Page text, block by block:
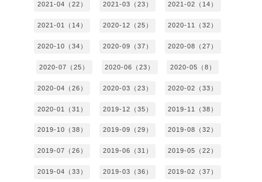
2021-04（22） 2021-03（23） 2021-02（14）
2021-01（14） 2020-12（25） 2020-11（32）
2020-10（34） 2020-09（37） 2020-08（27）
2020-07（25） 2020-06（23） 2020-05（8）
2020-04（26） 2020-03（23） 2020-02（33）
2020-01（31） 2019-12（35） 2019-11（38）
2019-10（38） 2019-09（29） 2019-08（32）
2019-07（26） 2019-06（31） 2019-05（22）
2019-04（33） 2019-03（36） 2019-02（37）